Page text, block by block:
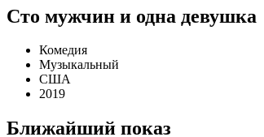
Сто мужчин и одна девушка
Комедия
Музыкальный
США
2019
Ближайший показ